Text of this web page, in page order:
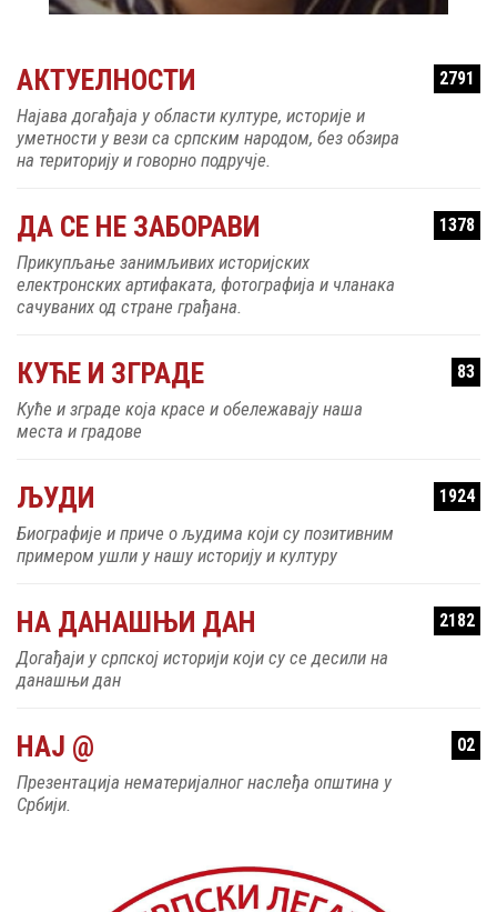
АКТУЕЛНОСТИ 2791
Најава догађаја у области културе, историје и
уметности у вези са српским народом, без обзира
на територију и говорно подручје.
ДА СЕ НЕ ЗАБОРАВИ 1378
Прикупљање занимљивих историјских
електронских артифаката, фотографија и чланака
сачуваних од стране грађана.
КУЋЕ И ЗГРАДЕ 83
Куће и зграде која красе и обележавају наша
места и градове
ЉУДИ 1924
Биографије и приче о људима који су позитивним
примером ушли у нашу историју и културу
НА ДАНАШЊИ ДАН 2182
Догађаји у српској историји који су се десили на
данашњи дан
НАЈ @ 02
Презентација нематеријалног наслеђа општина у
Србији.